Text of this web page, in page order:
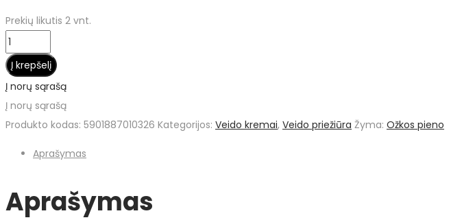
Prekių likutis 2 vnt.
produkto
kiekis:
Ziaja
kremas,
ml
Į krepšelį
Į norų sąrašą
Į norų sąrašą
Produkto kodas: 5901887010326 Kategorijos: Veido kremai, Veido priežiūra Žyma: Ožkos pieno
Aprašymas
Aprašymas